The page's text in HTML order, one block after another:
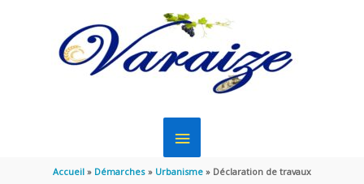
MENU
PRINCIPAL
Accueil Démarches Urbanisme Déclaration de travaux